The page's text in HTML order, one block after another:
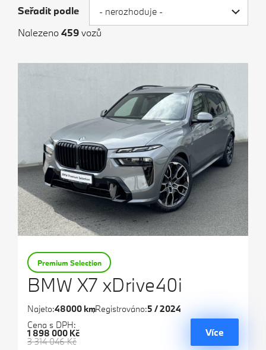
Výkup vozů
BMW Premium Selection
M Performance
Fan e-shop
Nalezeno459vozů
Seřadit podle - nerozhoduje -
BMW X7 xDrive40i
Premium Selection
Najeto:48000 kmRegistrováno:5 / 2024
Cena s DPH:
3 314 046 Kč
1 898 000 Kč Více